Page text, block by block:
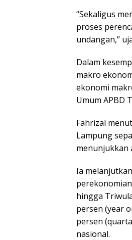
“Sekaligus
proses
undangan,”
Dalam
makro
ekonomi
Umum APBD
Fahrizal
Lampung
menunjukkan
Ia
hingga
persen (year
persen
nasional.